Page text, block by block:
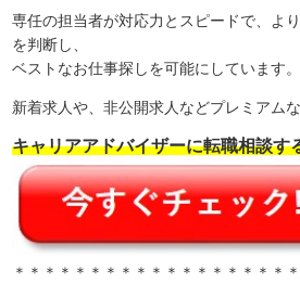
専任の担当者が対応力とスピードで、よ
を判断し、
ベストなお仕事探しを可能にしています。
新着求人や、非公開求人などプレミアム
キャリアアドバイザーに転職相談す
＊＊＊＊＊＊＊＊＊＊＊＊＊＊＊＊＊＊